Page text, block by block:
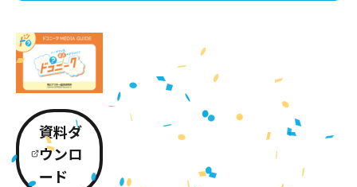
資料ダ
ウンロ
ード